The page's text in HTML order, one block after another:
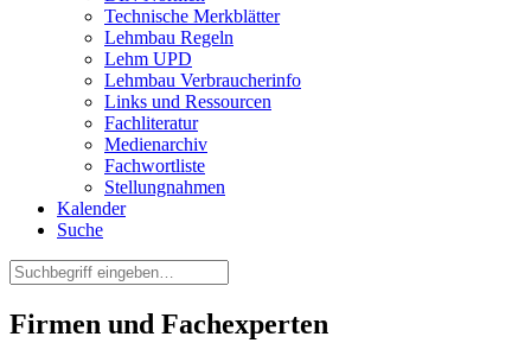
Technische Merkblätter
Lehmbau Regeln
Lehm UPD
Lehmbau Verbraucherinfo
Links und Ressourcen
Fachliteratur
Medienarchiv
Fachwortliste
Stellungnahmen
Kalender
Suche
Firmen und Fachexperten